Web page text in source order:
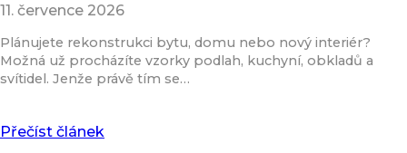
11. července 2026
Plánujete rekonstrukci bytu, domu nebo nový interiér?
Možná už procházíte vzorky podlah, kuchyní, obkladů a
svítidel. Jenže právě tím se…
Přečíst článek